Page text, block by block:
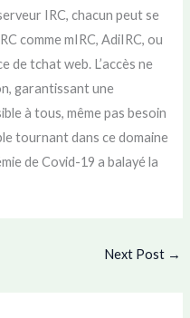
IRC, chacun peut se
comme mIRC, AdiIRC, ou
tchat web. L’accès ne
garantissant une
à tous, même pas besoin
tournant dans ce domaine
de Covid-19 a balayé la
Next Post →